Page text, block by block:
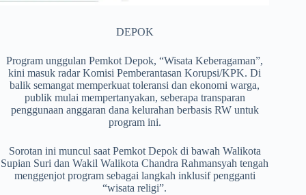
DEPOK
Program unggulan Pemkot Depok, “Wisata Keberagaman”,
kini masuk radar Komisi Pemberantasan Korupsi/KPK. Di
balik semangat memperkuat toleransi dan ekonomi warga,
publik mulai mempertanyakan, seberapa transparan
penggunaan anggaran dana kelurahan berbasis RW untuk
program ini.
Sorotan ini muncul saat Pemkot Depok di bawah Walikota
Supian Suri dan Wakil Walikota Chandra Rahmansyah tengah
menggenjot program sebagai langkah inklusif pengganti
“wisata religi”.